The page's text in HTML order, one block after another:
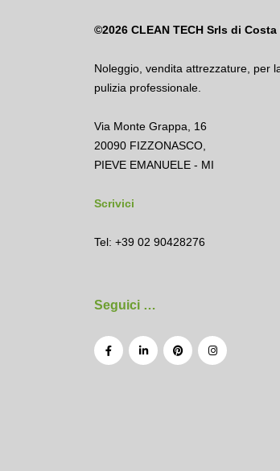
©2026 CLEAN TECH Srls di Costa
Noleggio vendita attrezzature per
pulizia professionale.
Via Monte Grappa, 16
20090 FIZZONASCO,
PIEVE EMANUELE - MI
Scrivici
Tel: +39 02 90428276
Seguici …